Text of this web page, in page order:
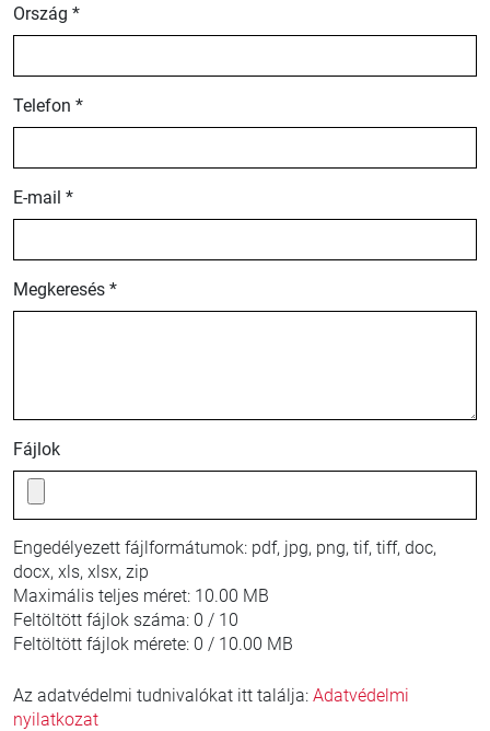
Ország *
Telefon *
E-mail *
Megkeresés *
Fájlok
Engedélyezett fájlformátumok: pdf, jpg, png, tif, tiff, doc,
docx, xls, xlsx, zip
Maximális teljes méret: 10.00 MB
Feltöltött fájlok száma: 0 / 10
Feltöltött fájlok mérete: 0 / 10.00 MB
Az adatvédelmi tudnivalókat itt találja: Adatvédelmi
nyilatkozat